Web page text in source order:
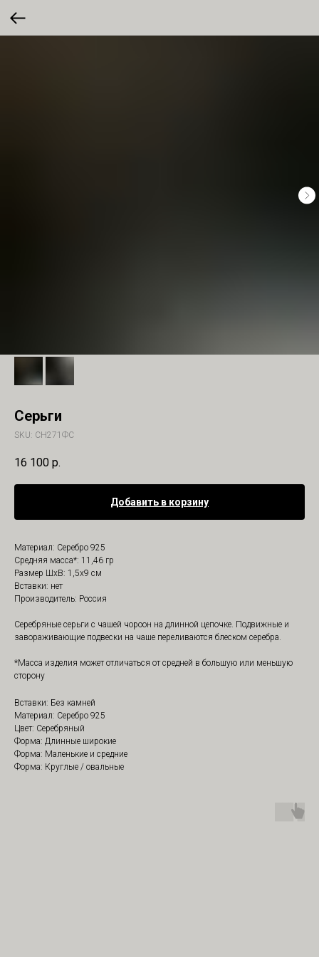
Серьги
SKU: СН271ФС
16 100 р.
Добавить в корзину
Материал: Серебро 925
Средняя масса*: 11,46 гр
Размер ШхВ: 1,5х9 см
Вставки: нет
Производитель: Россия
Серебряные серьги с чашей чороон на длинной цепочке. Подвижные и
завораживающие подвески на чаше переливаются блеском серебра.
*Масса изделия может отличаться от средней в большую или меньшую
сторону
Вставки: Без камней
Материал: Серебро 925
Цвет: Серебряный
Форма: Длинные широкие
Форма: Маленькие и средние
Форма: Круглые / овальные